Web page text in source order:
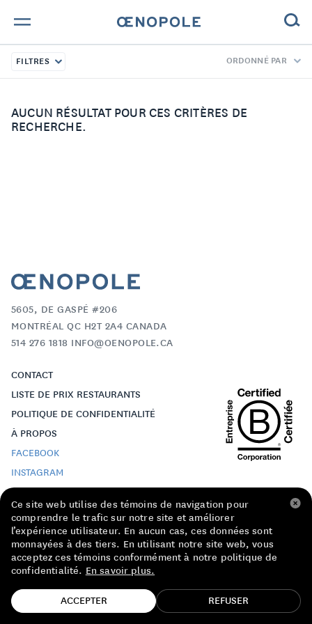
TROUVE TA BOUTEILLE !
CONTACT
LISTE DE PRIX RESTAURANTS
Suivez-nous
FILTRES ORDONNÉ PAR
AUCUN RÉSULTAT POUR CES CRITÈRES DE
RECHERCHE.
5605, DE GASPÉ #206
MONTRÉAL QC H2T 2A4 CANADA
514 276 1818 INFO@OENOPOLE.CA
CONTACT
LISTE DE PRIX RESTAURANTS
POLITIQUE DE CONFIDENTIALITÉ
À PROPOS
FACEBOOK
INSTAGRAM
© 2024 ŒNOPOLE
CRÉDITS
TROUVE TA BOUTEILLE!
Ce site web utilise des témoins de navigation pour
comprendre le trafic sur notre site et améliorer
l’expérience utilisateur. En aucun cas, ces données sont
monnayées à des tiers. En utilisant notre site web, vous
acceptez ces témoins conformément à notre politique de
confidentialité. En savoir plus.
ACCEPTER REFUSER